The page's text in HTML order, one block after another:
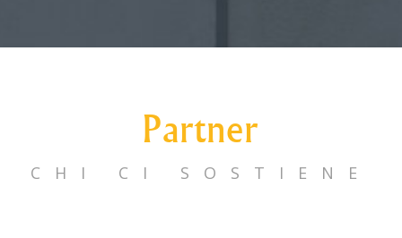
Partner
CHI CI SOSTIENE